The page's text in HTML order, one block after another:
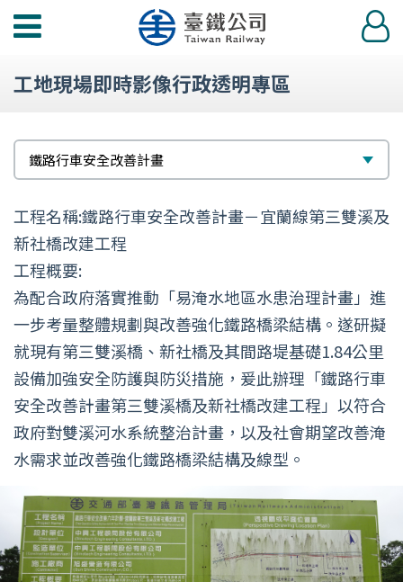
功
選
登
入
工地現場即時影像行政透明專區
鐵路行車安全改善計畫
工程名稱:鐵路行車安全改善計畫－宜蘭線第三雙溪及
新社橋改建工程
工程概要:
為配合政府落實推動「易淹水地區水患治理計畫」進
一步考量整體規劃與改善強化鐵路橋梁結構。遂研擬
就現有第三雙溪橋、新社橋及其間路堤基礎1.84公里
設備加強安全防護與防災措施，爰此辦理「鐵路行車
安全改善計畫第三雙溪橋及新社橋改建工程」以符合
政府對雙溪河水系統整治計畫，以及社會期望改善淹
水需求並改善強化鐵路橋梁結構及線型。